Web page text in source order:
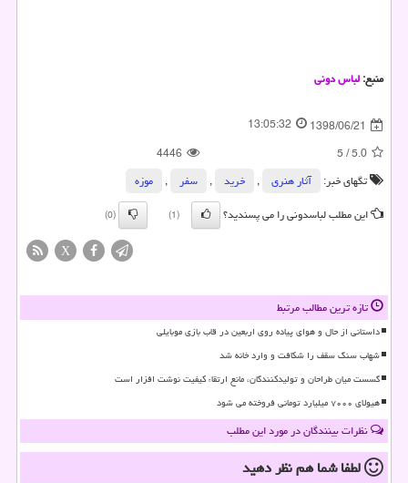
منبع:لباس دونی
1398/06/21
13:05:32
5.0
/
5
4446
تگهای خبر:
آثار هنری , خرید , سفر ,
موزه
این مطلب لباسدونی را می پسندید؟
(1)
(0)
X
تازه ترین مطالب مرتبط
داستانی از حال و هوای پیاده روی اربعین در قاب بازی موبایلی
شهاب سنگ سقف را شکافت و وارد خانه شد
گسست میان طراحان و تولیدکنندگان، مانع ارتقاء کیفیت نوشت افزار است
هیولای ۷۰۰۰ میلیارد تومانی فروخته می شود
نظرات بینندگان در مورد این مطلب
لطفا شما همنظر دهید